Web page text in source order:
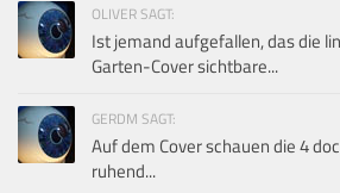
OLIVER SAGT:
Ist jemand aufgefallen, das die
Garten-Cover sichtbare...
GERDM SAGT:
Auf dem Cover schauen die 4
ruhend...